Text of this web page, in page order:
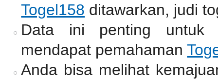
Togel158 ditawarkan, judi
Data ini penting untuk
mendapat pemahaman
Anda bisa melihat